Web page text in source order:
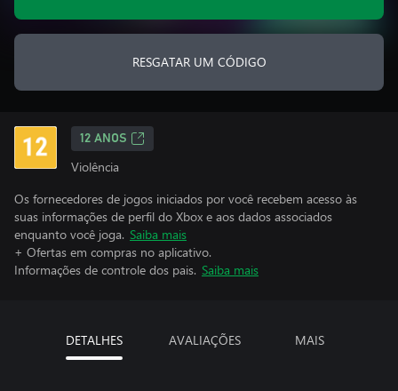
RESGATAR UM CÓDIGO
12 ANOS
Violência
Os fornecedores de jogos iniciados por você recebem acesso às
suas informações de perfil do Xbox e aos dados associados
enquanto você joga. Saiba mais
+ Ofertas em compras no aplicativo.
Informações de controle dos pais. Saiba mais
DETALHES AVALIAÇÕES MAIS